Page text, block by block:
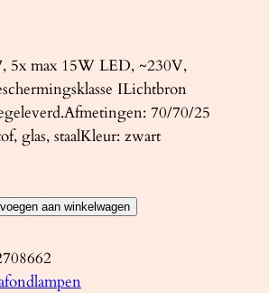
5x max 15W LED, ~230V,
ILichtbron
70/70/25
glas, staalKleur: zwart
aan winkelwagen